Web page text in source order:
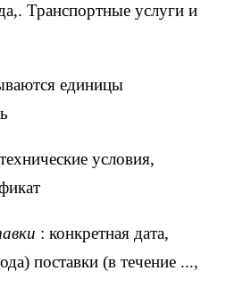
Транспортные услуги и
единицы
условия,
: конкретная дата,
поставки (в течение ...,